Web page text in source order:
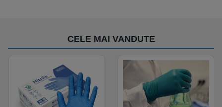
CELE MAI VANDUTE